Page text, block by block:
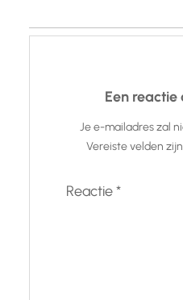
Een
Je e-mailadres zal
Vereiste velden
Reactie*